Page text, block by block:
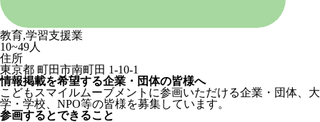
教育,学習支援業
10~49人
住所
東京都 町田市南町田 1-10-1
情報掲載を希望する企業・団体の皆様へ
こどもスマイルムーブメントに参画いただける企業・団体、大
学・学校、NPO等の皆様を募集しています。
参画するとできること